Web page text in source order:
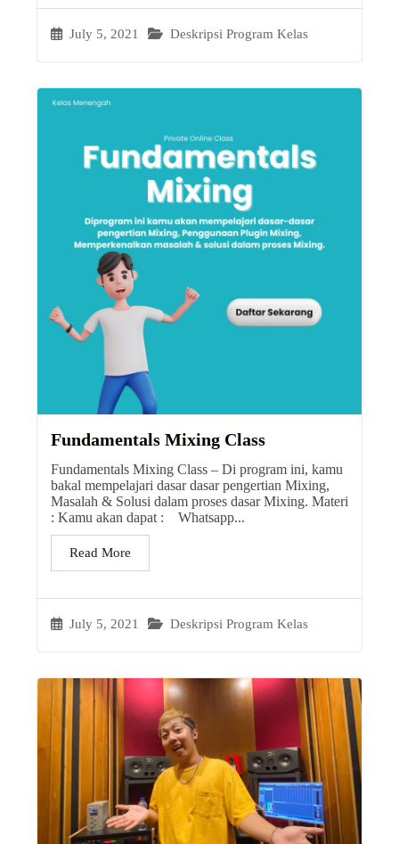
July 5, 2021 Deskripsi Program Kelas
Fundamentals Mixing Class
July 5, 2021 Deskripsi Program Kelas
Fundamentals Mixing Class – Di program ini, kamu
bakal mempelajari dasar dasar pengertian Mixing,
Masalah & Solusi dalam proses dasar Mixing. Materi
: Kamu akan dapat : Whatsapp...
Read More